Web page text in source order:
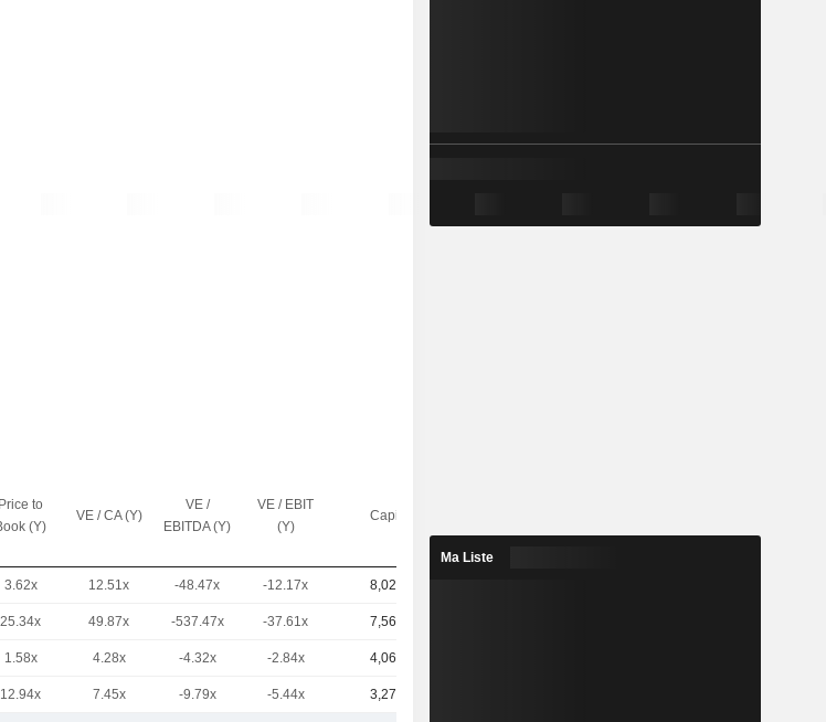
Price to
(Y)
VE / CA (Y)
VE /
EBITDA (Y)
VE / EBIT
(Y)
Capi.($)
3.62x 12.51x -48.47x -12.17x 8,02 Md
25.34x 49.87x -537.47x -37.61x 7,56 Md
1.58x 4.28x -4.32x -2.84x 4,06 Md
12.94x 7.45x -9.79x -5.44x 3,27 Md
Ma Liste